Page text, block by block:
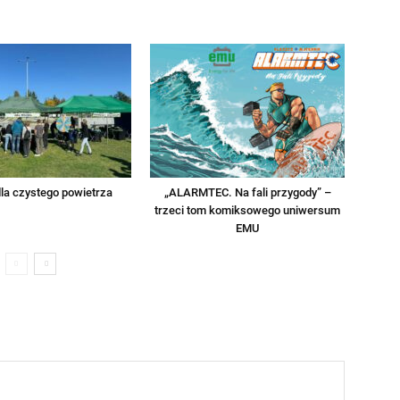
czystego powietrza
„ALARMTEC. Na fali przygody” –
trzeci tom komiksowego uniwersum
EMU